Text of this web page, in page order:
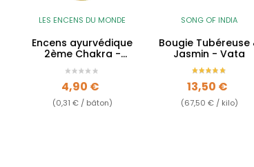
LES ENCENS DU MONDE
Encens ayurvédique
2ème Chakra -
tubéreuse -...
Prix
4,90 €
(0,31 € / bâton)
SONG OF INDIA
Bougie Tubéreuse
Jasmin - Vata
Prix
13,50 €
(67,50 € / kilo)